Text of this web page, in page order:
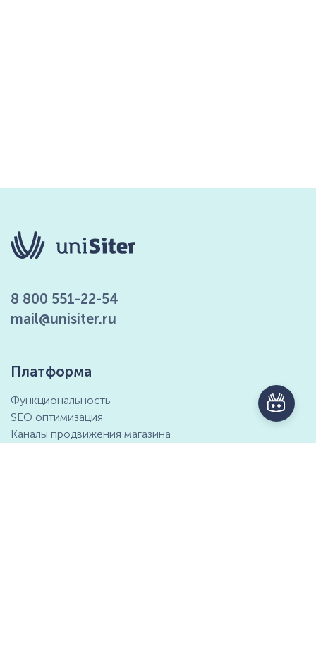
8 800 551-22-54
mail@unisiter.ru
Платформа
Функциональность
SEO оптимизация
Каналы продвижения магазина